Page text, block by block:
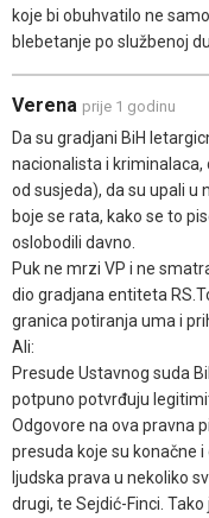
koje bi obuhvatilo ne
blebetanje po službenoj
Verena prije 1 godinu
Da su gradjani BiH
nacionalista i kriminalaca,
od susjeda), da su upali u
boje se rata, kako se to
oslobodili davno.
Puk ne mrzi VP i ne
dio gradjana entiteta
granica potiranja uma i
Ali:
Presude Ustavnog suda
potpuno potvrđuju
Odgovore na ova pravna
presuda koje su konačne
ljudska prava u nekoliko
drugi, te Sejdić-Finci.